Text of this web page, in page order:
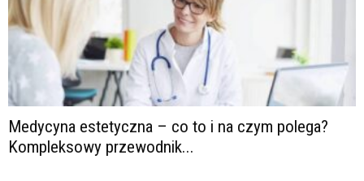
Medycyna estetyczna – co to i na czym polega?
Kompleksowy przewodnik...